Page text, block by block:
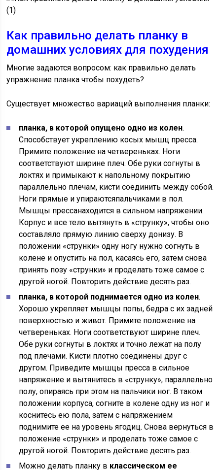
Как правильно делать планку в
домашних условиях для похудения
Многие задаются вопросом: как правильно делать
упражнение планка чтобы похудеть?
Существует множество вариаций выполнения планки:
планка, в которой опущено одно из колен.
Способствует укреплению косых мышц пресса.
Примите положение на четвереньках. Ноги
соответствуют ширине плеч. Обе руки согнуты в
локтях и примыкают к напольному покрытию
параллельно плечам, кисти соединить между собой.
Ноги прямые и упираютсяпальчиками в пол.
Мышцы прессанаходится в сильном напряжении.
Корпус и все тело вытянуть в «струнку», чтобы оно
составляло прямую линию сверху донизу. В
положении «струнки» одну ногу нужно согнуть в
колене и опустить на пол, касаясь его, затем снова
принять позу «струнки» и проделать тоже самое с
другой ногой. Повторить действие десять раз.
планка, в которой поднимается одно из колен.
Хорошо укрепляет мышцы попы, бедра с их задней
поверхностью и живот. Примите положение на
четвереньках. Ноги соответствуют ширине плеч.
Обе руки согнуты в локтях и точно лежат на полу
под плечами. Кисти плотно соединены друг с
другом. Приведите мышцы пресса в сильное
напряжение и вытянитесь в «струнку», параллельно
полу, опираясь при этом на пальчики ног. В таком
положении корпуса, согните в колене одну из ног и
коснитесь ею пола, затем с напряжением
поднимите ее на уровень ягодиц. Снова вернуться в
положение «струнки» и проделать тоже самое с
другой ногой. Повторить действие десять раз.
Можно делать планку в классическом ее